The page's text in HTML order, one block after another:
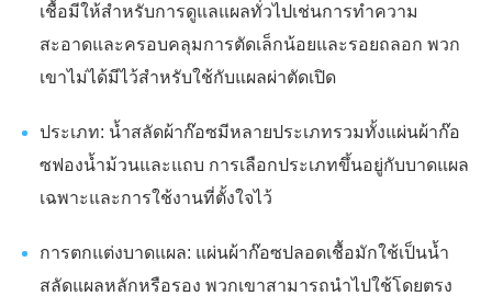
เชื้อมีให้สำหรับการดูแลแผลทั่วไปเช่นการทำความ
สะอาดและครอบคลุมการตัดเล็กน้อยและรอยถลอก พวก
เขาไม่ได้มีไว้สำหรับใช้กับแผลผ่าตัดเปิด
ประเภท: น้ำสลัดผ้าก๊อซมีหลายประเภทรวมทั้งแผ่นผ้าก๊อ
ซฟองน้ำม้วนและแถบ การเลือกประเภทขึ้นอยู่กับบาดแผล
เฉพาะและการใช้งานที่ตั้งใจไว้
การตกแต่งบาดแผล: แผ่นผ้าก๊อซปลอดเชื้อมักใช้เป็นน้ำ
สลัดแผลหลักหรือรอง พวกเขาสามารถนำไปใช้โดยตรง